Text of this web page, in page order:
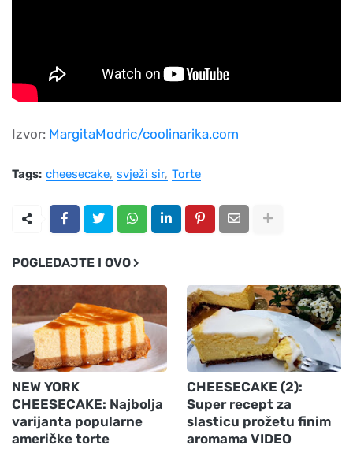
Izvor: MargitaModric/coolinarika.com
Tags: cheesecake svježi sir Torte
POGLEDAJTE I OVO
NEW YORK
CHEESECAKE: Najbolja
varijanta popularne
američke torte
CHEESECAKE (2):
Super recept za
slasticu prožetu finim
aromama VIDEO